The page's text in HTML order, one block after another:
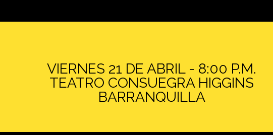
VIERNES 21 DE ABRIL - 8:00 P.M.
TEATRO CONSUEGRA HIGGINS
BARRANQUILLA